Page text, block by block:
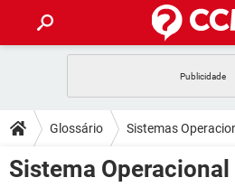
CELULAR
OUTLOOK
DICAS
JOGOS
CELULAR
DOWNLOADS
Glossário Sistemas
Sistema operacional
Sistema Operacional